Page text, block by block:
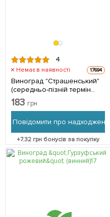
4
Немає в наявності 17694
Виноград "Страшенський"
(середньо-пізній термін
дозрівання) 1 саджанець в
упаковці
183 грн
Повідомити про надходження
+7.32 грн бонусів за покупку